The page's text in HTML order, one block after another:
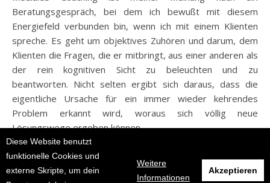
Diese Website benutzt
funktionelle Cookies und
externe Skripte, um dein
Weitere
Informationen
Akzeptieren
Beratungsgespräch, bei dem ich bewußt mit diesem
Energiefeld verbunden bin, wenn ich mit einem Klienten
spreche. Es geht um objektives Zuhören und darum, dem
Klienten die Fragen, die er mitbringt, aus einer anderen als
der rein kognitiven Sicht zu beleuchten und zu
beantworten. Nicht selten ergibt sich daraus, dass die
eigentliche Ursache für ein immer wieder kehrendes
Problem erkannt wird, woraus sich völlig neue
Lösungswege ergeben können.